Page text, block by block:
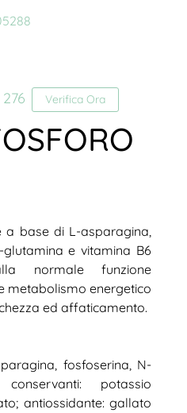
Verifica Ora
276
a base di L-asparagina,
e vitamina B6
normale funzione
metabolismo energetico
ed affaticamento.
fosfoserina, N-
potassio
antiossidante: gallato